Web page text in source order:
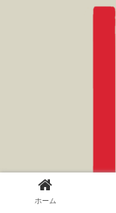
ホーム